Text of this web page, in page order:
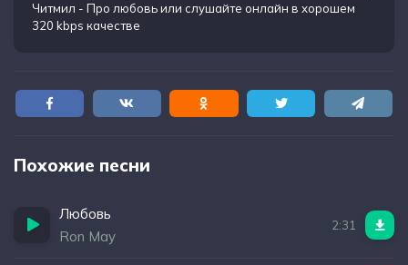
Читмил - Про любовьили слушайте онлайн в хорошем
320 kbps качестве
Похожие песни
Любовь
Ron May
2:31